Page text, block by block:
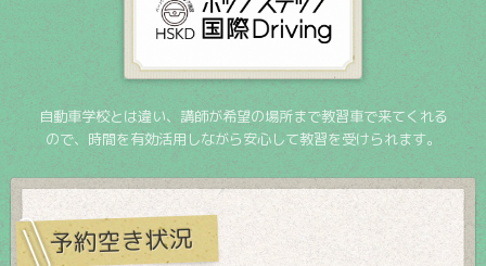
自動車学校とは違い、講師が希望の場所まで教習車で来てくれる
ので、時間を有効活用しながら安心して教習を受けられます。
予約空き状況